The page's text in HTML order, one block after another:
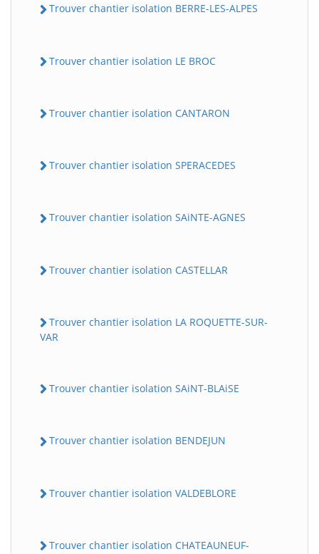
Trouver chantier isolation BERRE-LES-ALPES
Trouver chantier isolation LE BROC
Trouver chantier isolation CANTARON
Trouver chantier isolation SPERACEDES
Trouver chantier isolation SAiNTE-AGNES
Trouver chantier isolation CASTELLAR
Trouver chantier isolation LA ROQUETTE-SUR-
VAR
Trouver chantier isolation SAiNT-BLAiSE
Trouver chantier isolation BENDEJUN
Trouver chantier isolation VALDEBLORE
Trouver chantier isolation CHATEAUNEUF-